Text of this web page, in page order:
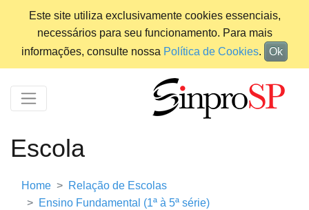
Este site utiliza exclusivamente cookies essenciais,
necessários para seu funcionamento. Para mais
informações, consulte nossa Política de Cookies. Ok
Escola
Home
Relação de Escolas
Ensino Fundamental (1ª à 5ª série)